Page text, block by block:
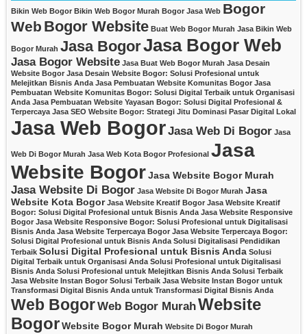
Bikin Web Bogor Bikin Web Bogor Murah Bogor Jasa Web Bogor
Web Bogor Website Buat Web Bogor Murah Jasa Bikin Web
Bogor Murah Jasa BogorJasa Bogor Web
Jasa Bogor Website Jasa Buat Web Bogor Murah Jasa Desain
Website Bogor Jasa Desain Website Bogor: Solusi Profesional untuk
Melejitkan Bisnis Anda Jasa Pembuatan Website Komunitas Bogor Jasa
Pembuatan Website Komunitas Bogor: Solusi Digital Terbaik untuk Organisasi
Anda Jasa Pembuatan Website Yayasan Bogor: Solusi Digital Profesional &
Terpercaya Jasa SEO Website Bogor: Strategi Jitu Dominasi Pasar Digital Lokal
Jasa Web BogorJasa Web Di Bogor Jasa
Web Di Bogor Murah Jasa Web Kota Bogor Profesional Jasa
Website BogorJasa Website Bogor Murah
Jasa Website Di Bogor Jasa Website Di Bogor Murah Jasa
Website Kota Bogor Jasa Website Kreatif Bogor Jasa Website Kreatif
Bogor: Solusi Digital Profesional untuk Bisnis Anda Jasa Website Responsive
Bogor Jasa Website Responsive Bogor: Solusi Profesional untuk Digitalisasi
Bisnis Anda Jasa Website Terpercaya Bogor Jasa Website Terpercaya Bogor:
Solusi Digital Profesional untuk Bisnis Anda Solusi Digitalisasi Pendidikan
Terbaik Solusi Digital Profesional untuk Bisnis Anda Solusi
Digital Terbaik untuk Organisasi Anda Solusi Profesional untuk Digitalisasi
Bisnis Anda Solusi Profesional untuk Melejitkan Bisnis Anda Solusi Terbaik
Jasa Website Instan Bogor Solusi Terbaik Jasa Website Instan Bogor untuk
Transformasi Digital Bisnis Anda untuk Transformasi Digital Bisnis Anda
Web BogorWeb Bogor MurahWebsite
BogorWebsite Bogor Murah Website Di Bogor Murah